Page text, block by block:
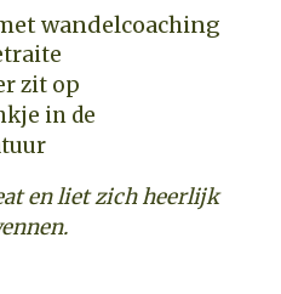
wandelcoaching
en liet zich heerlijk